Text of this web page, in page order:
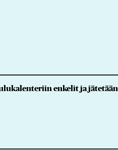
enkelit ja